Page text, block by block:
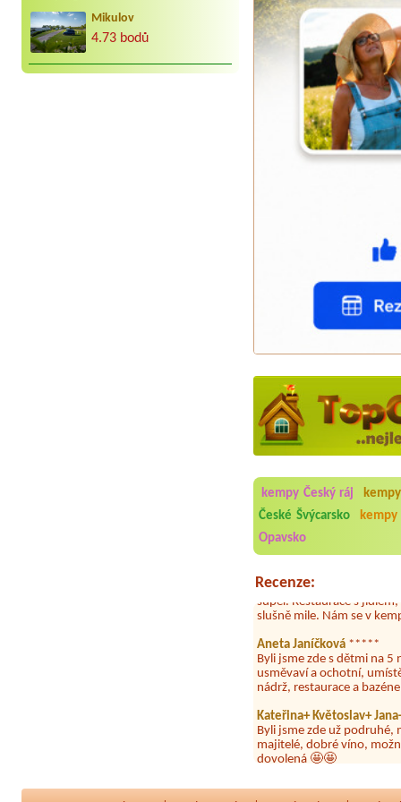
Mikulov
4.73 bodů
kempy Český ráj
České Švýcarsko
Opavsko
Recenze:
Byli jsme zde v týdnu od
utěrky, což při množství
velice zklamalo byl
jak na pouti- z každého
super. Restaurace s
Aneta Janíčková *****
Byli jsme zde s dětmi na
usměvaví a ochotní,
nádrž, restaurace a
Kateřina+ Květoslav+
Byli jsme zde už podruhé,
majitelé, dobré víno,
dovolená 🤩🤩
Parta***